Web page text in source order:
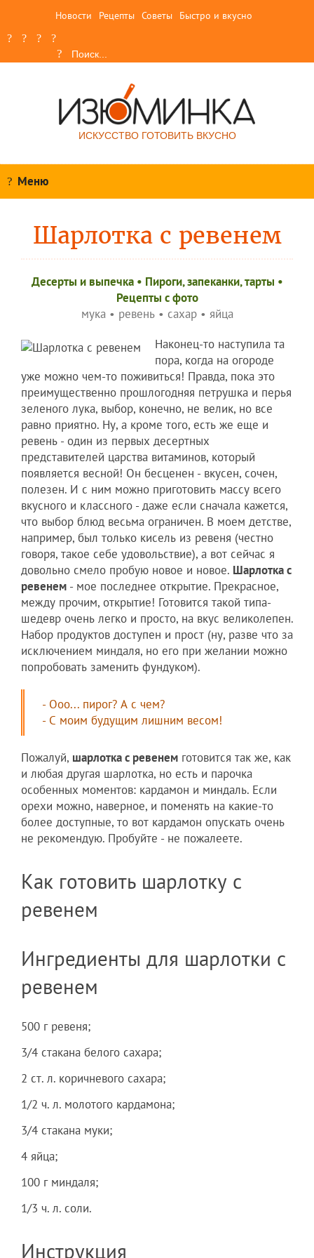
Новости Рецепты Советы Быстро и вкусно
ИСКУССТВО ГОТОВИТЬ ВКУСНО
Меню
Шарлотка с ревенем
Десерты и выпечка• Пироги, запеканки, тарты •
Рецепты c фото
мука• ревень• сахар• яйца
Наконец-то наступила та
пора, когда на огороде
уже можно чем-то поживиться! Правда, пока это
преимущественно прошлогодняя петрушка и перья
зеленого лука, выбор, конечно, не велик, но все
равно приятно. Ну, а кроме того, есть же еще и
ревень - один из первых десертных
представителей царства витаминов, который
появляется весной! Он бесценен - вкусен, сочен,
полезен. И с ним можно приготовить массу всего
вкусного и классного - даже если сначала кажется,
что выбор блюд весьма ограничен. В моем детстве,
например, был только кисель из ревеня (честно
говоря, такое себе удовольствие), а вот сейчас я
довольно смело пробую новое и новое. Шарлотка с
ревенем - мое последнее открытие. Прекрасное,
между прочим, открытие! Готовится такой типа-
шедевр очень легко и просто, на вкус великолепен.
Набор продуктов доступен и прост (ну, разве что за
исключением миндаля, но его при желании можно
попробовать заменить фундуком).
- Ооо... пирог? А с чем?
- С моим будущим лишним весом!
Пожалуй, шарлотка с ревенем готовится так же, как
и любая другая шарлотка, но есть и парочка
особенных моментов: кардамон и миндаль. Если
орехи можно, наверное, и поменять на какие-то
более доступные, то вот кардамон опускать очень
не рекомендую. Пробуйте - не пожалеете.
Как готовить шарлотку с
ревенем
Ингредиенты для шарлотки с
ревенем
500 г ревеня;
3/4 стакана белого сахара;
2 ст. л. коричневого сахара;
1/2 ч. л. молотого кардамона;
3/4 стакана муки;
4 яйца;
100 г миндаля;
1/3 ч. л. соли.
Инструкция